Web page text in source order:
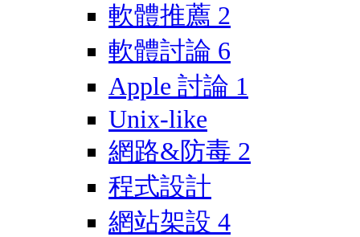
軟體推薦 2
軟體討論 6
Apple 討論 1
Unix-like
網路&防毒 2
程式設計
網站架設 4